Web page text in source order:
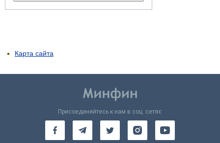
Карта сайта
Присоединяйтесь к нам в соц. сетях: